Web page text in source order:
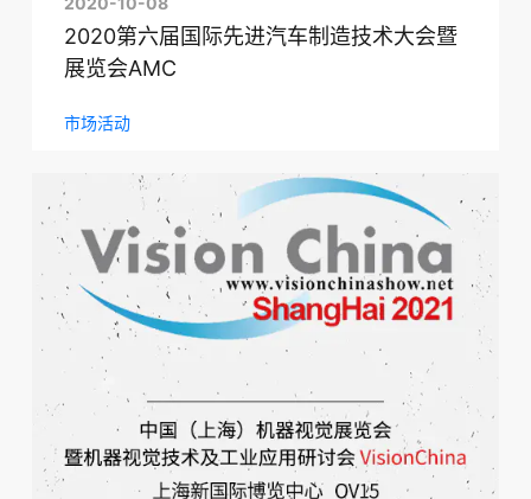
2020第六届国际先进汽车制造技术大会暨
展览会AMC
市场活动